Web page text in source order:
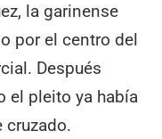
la garinense
por el centro del
Después
el pleito ya había
cruzado.